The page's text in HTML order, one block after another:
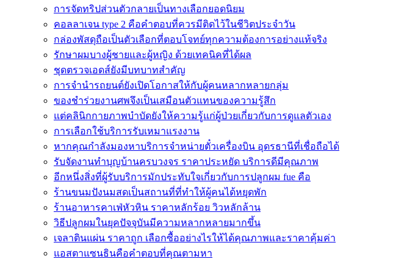
การจัดทริปส่วนตัวกลายเป็นทางเลือกยอดนิยม
คอลลาเจน type 2 คือคำตอบที่ควรมีติดไว้ในชีวิตประจำวัน
กล่องพัสดุถือเป็นตัวเลือกที่ตอบโจทย์ทุกความต้องการอย่างแท้จริง
รักษาผมบางผู้ชายและผู้หญิง ด้วยเทคนิคที่ได้ผล
ชุดตรวจเอดส์ยังมีบทบาทสำคัญ
การจำนำรถยนต์ยังเปิดโอกาสให้กับผู้คนหลากหลายกลุ่ม
ของชำร่วยงานศพจึงเป็นเสมือนตัวแทนของความรู้สึก
แต่คลินิกกายภาพบำบัดยังให้ความรู้แก่ผู้ป่วยเกี่ยวกับการดูแลตัวเอง
การเลือกใช้บริการรับเหมาแรงงาน
หากคุณกำลังมองหาบริการจำหน่ายตั๋วเครื่องบิน อุดรธานีที่เชื่อถือได้
รับจัดงานทำบุญบ้านครบวงจร ราคาประหยัด บริการดีมีคุณภาพ
อีกหนึ่งสิ่งที่ผู้รับบริการมักประทับใจเกี่ยวกับการปลูกผม fue คือ
ร้านขนมปังนมสดเป็นสถานที่ที่ทำให้ผู้คนได้หยุดพัก
ร้านอาหารคาเฟ่หัวหิน ราคาหลักร้อย วิวหลักล้าน
วิธีปลูกผมในยุคปัจจุบันมีความหลากหลายมากขึ้น
เจลาตินแผ่น ราคาถูก เลือกซื้ออย่างไรให้ได้คุณภาพและราคาคุ้มค่า
แอสตาแซนธินคือคำตอบที่คุณตามหา